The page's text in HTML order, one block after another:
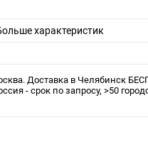
характеристик
Доставка в Челябинск
- срок по запросу, >50